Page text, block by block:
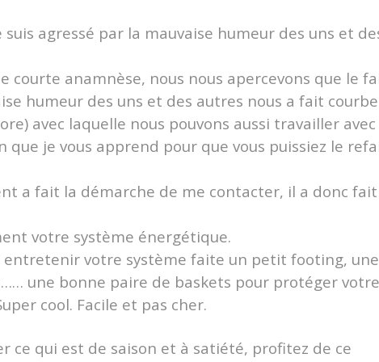
suis agressé par la mauvaise humeur des uns et
courte anamnèse, nous nous apercevons que le
humeur des uns et des autres nous a fait
avec laquelle nous pouvons aussi travailler
je vous apprend pour que vous puissiez le
a fait la démarche de me contacter, il a donc
votre système énergétique.
votre système faite un petit footing, une
une bonne paire de baskets pour protéger votre
cool. Facile et pas cher.
qui est de saison et à satiété, profitez de ce